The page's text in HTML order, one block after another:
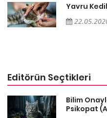
Yavru
Editörün Seçtikleri
Bilim
Psikopat